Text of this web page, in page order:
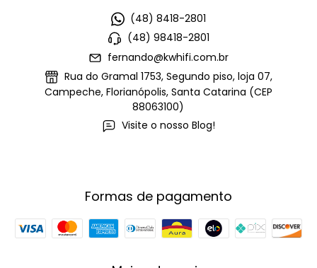
(48) 8418-2801
(48) 98418-2801
fernando@kwhifi.com.br
Rua do Gramal 1753, Segundo piso, loja 07,
Campeche, Florianópolis, Santa Catarina (CEP
88063100)
Visite o nosso Blog!
Formas de pagamento